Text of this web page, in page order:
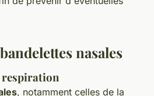
nasales
, notamment celles de la